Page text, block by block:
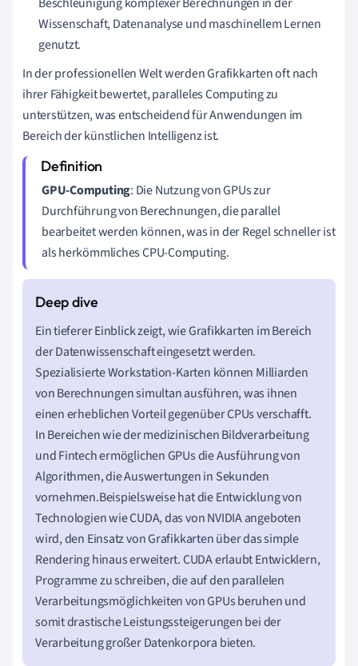
Wissenschaft, Datenanalyse und maschinellem Lernen
genutzt.
In der professionellen Welt werden Grafikkarten oft nach
ihrer Fähigkeit bewertet, paralleles Computing zu
unterstützen, was entscheidend für Anwendungen im
Bereich der künstlichen Intelligenz ist.
GPU-Computing: Die Nutzung von GPUs zur
Durchführung von Berechnungen, die parallel
bearbeitet werden können, was in der Regel schneller ist
als herkömmliches CPU-Computing.
Ein tieferer Einblick zeigt, wie Grafikkarten im Bereich
der Datenwissenschaft eingesetzt werden.
Spezialisierte Workstation-Karten können Milliarden
von Berechnungen simultan ausführen, was ihnen
einen erheblichen Vorteil gegenüber CPUs verschafft.
In Bereichen wie der medizinischen Bildverarbeitung
und Fintech ermöglichen GPUs die Ausführung von
Algorithmen, die Auswertungen in Sekunden
vornehmen.Beispielsweise hat die Entwicklung von
Technologien wie CUDA, das von NVIDIA angeboten
wird, den Einsatz von Grafikkarten über das simple
Rendering hinaus erweitert. CUDA erlaubt Entwicklern,
Programme zu schreiben, die auf den parallelen
Verarbeitungsmöglichkeiten von GPUs beruhen und
somit drastische Leistungssteigerungen bei der
Verarbeitung großer Datenkorpora bieten.